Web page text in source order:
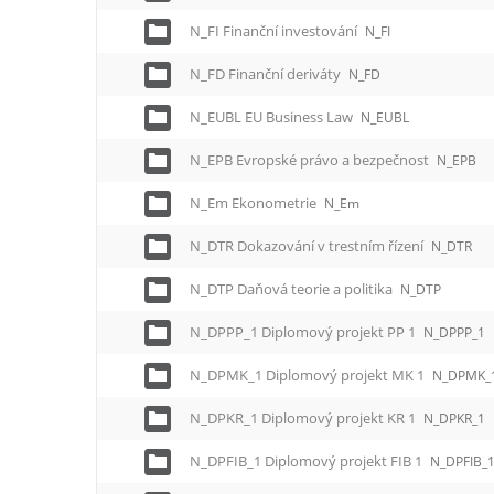
N_FI Finanční investování N_FI
N_FD Finanční deriváty N_FD
N_EUBL EU Business Law N_EUBL
N_EPB Evropské právo a bezpečnost N_EPB
N_Em Ekonometrie N_Em
N_DTR Dokazování v trestním řízení N_DTR
N_DTP Daňová teorie a politika N_DTP
N_DPPP_1 Diplomový projekt PP 1 N_DPPP_1
N_DPMK_1 Diplomový projekt MK 1
N_DPKR_1 Diplomový projekt KR 1 N_DPKR_1
N_DPFIB_1 Diplomový projekt FIB 1